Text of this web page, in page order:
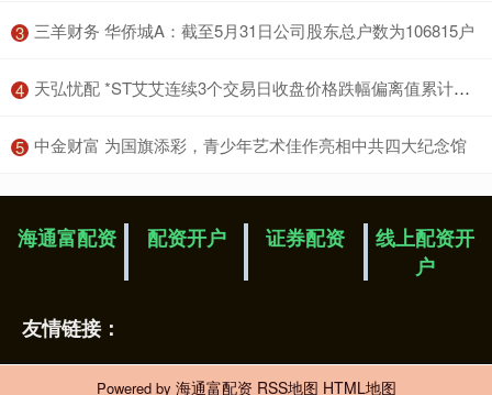
3 ​三羊财务 华侨城A：截至5月31日公司股东总户数为106815户
4 ​天弘忧配 *ST艾艾连续3个交易日收盘价格跌幅偏离值累计达12%
5 ​中金财富 为国旗添彩，青少年艺术佳作亮相中共四大纪念馆
海通富配资 配资开户 证券配资
线上配资开
户
友情链接：
Powered by 海通富配资 RSS地图 HTML地图